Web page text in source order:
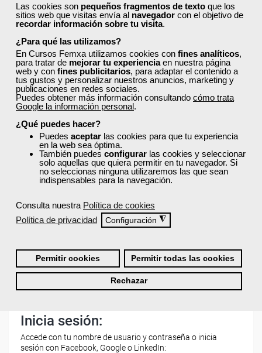
Las cookies son pequeños fragmentos de texto que los
sitios web que visitas envía al navegador con el objetivo de
recordar información sobre tu visita.
¿Para qué las utilizamos?
En Cursos Femxa utilizamos cookies con fines analíticos,
para tratar de mejorar tu experienciaen nuestra página
web y con fines publicitarios, para adaptar el contenido a
tus gustos y personalizar nuestros anuncios, marketing y
publicaciones en redes sociales.
Puedes obtener más información consultando cómo trata
Google la información personal.
¿Qué puedes hacer?
Puedes aceptar las cookies para que tu experiencia
en la web sea óptima.
También puedes configurar las cookies y seleccionar
solo aquellas que quiera permitir en tu navegador. Si
no seleccionas ninguna utilizaremos las que sean
indispensables para la navegación.
Consulta nuestra Política de cookies
Política de privacidad
Configuración ◮
Permitir cookies Permitir todas las cookies
Rechazar
¿Por qué solicitar plaza en Femxa cuando se
puede hacer directamente desde el SEPE?
¿Son los docentes un aspecto diferencial de
los cursos de Femxa?
¿Los cursos de Femxa son prácticos y tienen
temario actualizado?
¿Qué ofrece Femxa al alumno una vez
finaliza su formación?
¿Recibiré un certificado al finalizar un curso
Inicia sesión:
Accede con tu nombre de usuario y contraseña o inicia
sesión con Facebook, Google o LinkedIn: